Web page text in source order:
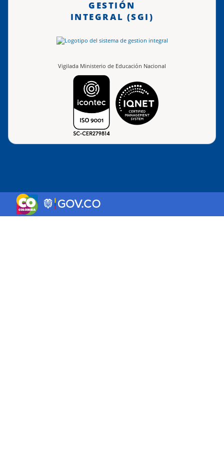
GESTIÓN
INTEGRAL (SGI)
Vigilada Ministerio de Educación Nacional